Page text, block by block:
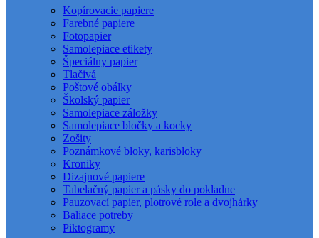
Kopírovacie papiere
Farebné papiere
Fotopapier
Samolepiace etikety
Špeciálny papier
Tlačivá
Poštové obálky
Školský papier
Samolepiace záložky
Samolepiace bločky a kocky
Zošity
Poznámkové bloky, karisbloky
Kroniky
Dizajnové papiere
Tabelačný papier a pásky do pokladne
Pauzovací papier, plotrové role a dvojhárky
Baliace potreby
Piktogramy